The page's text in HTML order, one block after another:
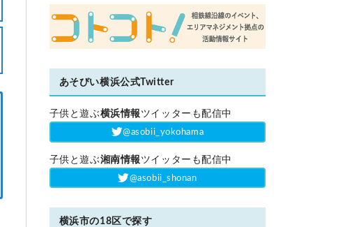
あそびい横浜公式Twitter
子供と遊ぶ横浜情報 ツイッターも配信中
‎@asobii_yokohama
子供と遊ぶ湘南情報 ツイッターも配信中
‎@asobii_shonan
横浜市の18区で探す